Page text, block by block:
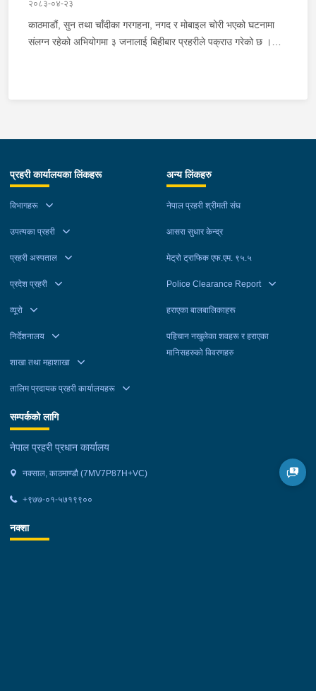
अनुसन्धान कार्यालय टेकुबाट खटिएको प्रहरीले भक्तपुर चाँगुनारायण
नगरपालिका-२ दुवाकोटबाट पक्राउ गरेको हो । उनलाई आवश्यक अनुसन्धान
तथा कारबाहीको लागि इलाका प्रहरी कार्यालय हरिवन सर्लाही पठाइएको छ ।
२०८३-०४-२३
काठमाडौं, सुन तथा चाँदीका गरगहना, नगद र मोबाइल चोरी भएको घटनामा
संलग्न रहेको अभियोगमा ३ जनालाई बिहीबार प्रहरीले पक्राउ गरेको छ ।
राधाकृष्ण मन्दिरस्थित घरबाट साउन २० गते सुन तथा चाँदीका गरगहना, नगद
काठमाडौं उपत्यका अपराध अनुसन्धान कार्यालय टेकु समेतबाट खटिएको
पक्राउ गरेको हो । उनीहरूलाई आवश्यक अनुसन्धान तथा कारबाहीको लागि
जिल्ला प्रहरी परिसर काठमाडौं पठाइएको छ ।
प्रहरी कार्यालयका लिंकहरू
विभागहरू
उपत्यका प्रहरी
प्रहरी अस्पताल
प्रदेश प्रहरी
व्यूरो
निर्देशनालय
शाखा तथा महाशाखा
तालिम प्रदायक प्रहरी कार्यालयहरू
अन्य लिंकहरु
नेपाल प्रहरी श्रीमती संघ
आसरा सुधार केन्द्र
मेट्रो ट्राफिक एफ.एम. ९५.५
Police Clearance Report
हराएका बालबालिकाहरू
पहिचान नखुलेका शवहरू र हराएका
मानिसहरुको विवरणहरु
सम्पर्कको लागि
नेपाल प्रहरी प्रधान कार्यालय
नक्साल, काठमाण्डौ (7MV7P87H+VC)
+९७७-०१-५७१९९००
नक्शा